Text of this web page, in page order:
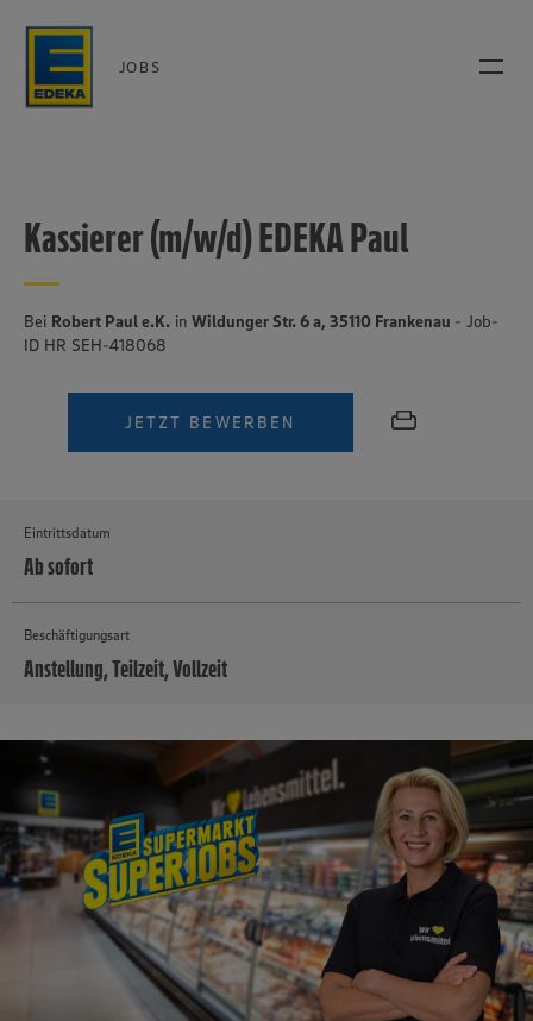
JOBS
Kassierer (m/w/d) EDEKA Paul
Bei Robert Paul e.K. in Wildunger Str. 6 a, 35110 Frankenau - Job-
ID HR SEH-418068
JETZT BEWERBEN
Eintrittsdatum
Ab sofort
Beschäftigungsart
Anstellung, Teilzeit, Vollzeit